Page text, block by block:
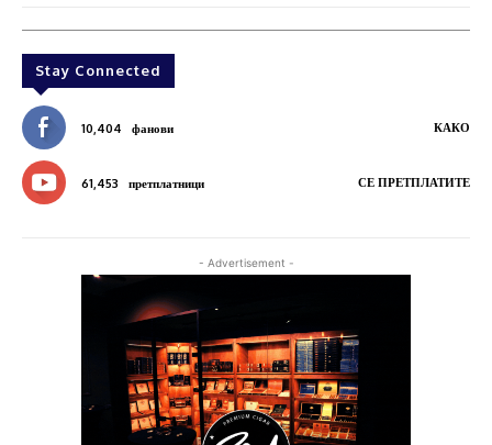
Stay Connected
10,404 фанови КАКО
61,453 претплатници СЕ ПРЕТПЛАТИТЕ
- Advertisement -